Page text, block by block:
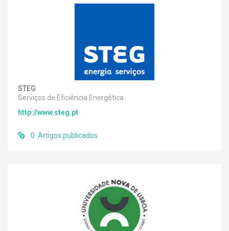
STEG
Serviços de Eficiência Energética
http://www.steg.pt
0 Artigos publicados